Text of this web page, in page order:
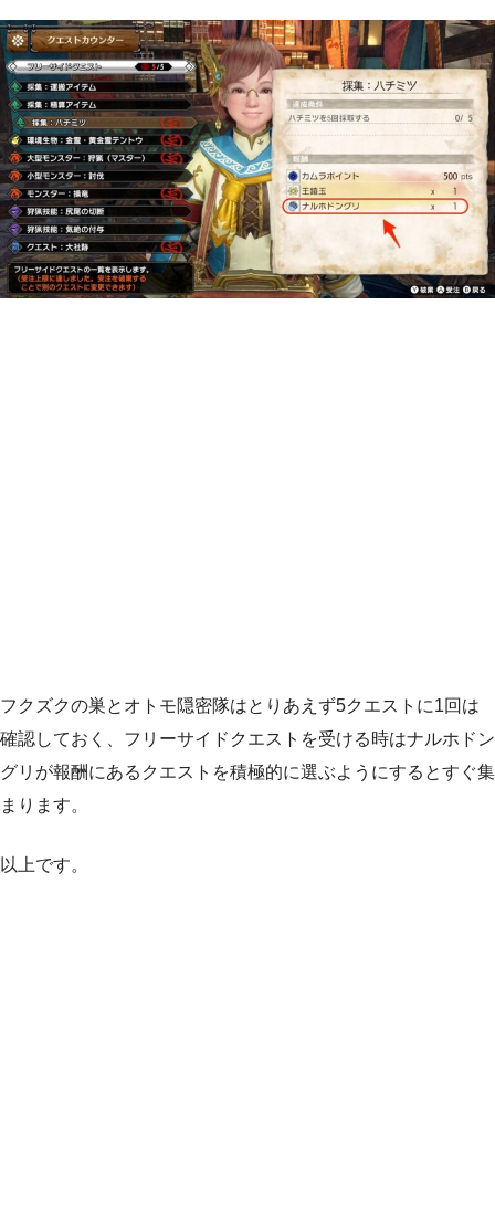
フクズクの巣とオトモ隠密隊はとりあえず5クエストに1回は
確認しておく、フリーサイドクエストを受ける時はナルホドン
グリが報酬にあるクエストを積極的に選ぶようにするとすぐ集
まります。
以上です。